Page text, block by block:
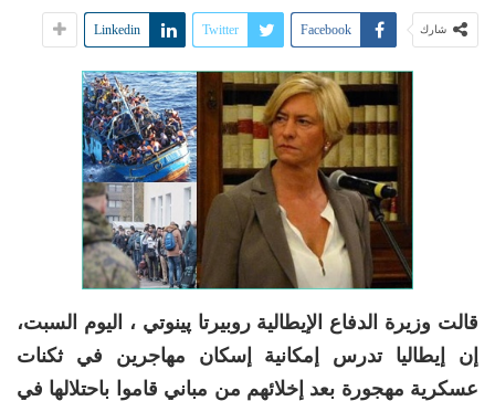
شارك Facebook
Twitter
Linkedin
قالت وزيرة الدفاع الإيطالية روبيرتا پينوتي ، اليوم السبت،
إن إيطاليا تدرس إمكانية إسكان مهاجرين في ثكنات
عسكرية مهجورة بعد إخلائهم من مباني قاموا باحتلالها في